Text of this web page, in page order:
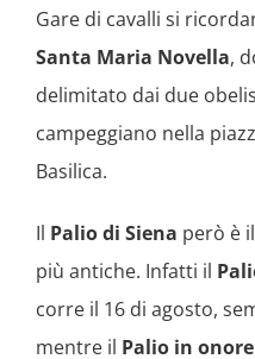
Gare di cavalli si
Santa Maria Novella,
delimitato dai due
campeggiano nella
Basilica.
Il Palio di Siena però è
più antiche. Infatti il
corre il 16 di agosto,
mentre il Palio in